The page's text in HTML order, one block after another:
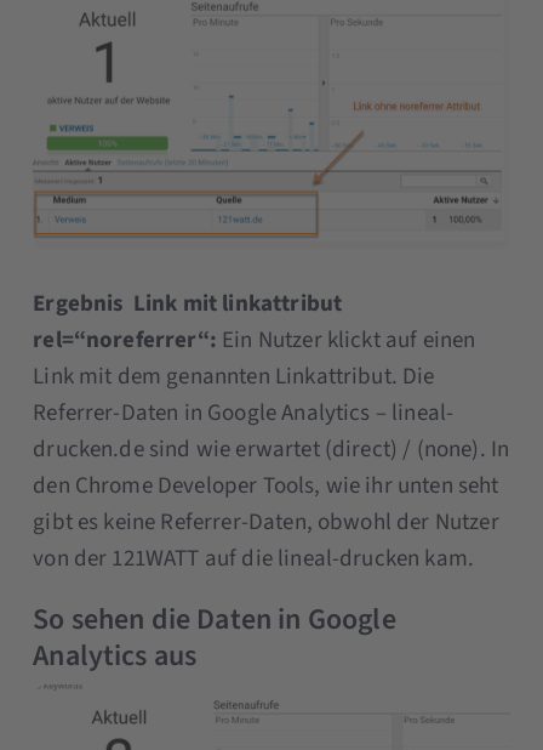
Ergebnis Link mit linkattribut
rel=“noreferrer“: Ein Nutzer klickt auf einen
Link mit dem genannten Linkattribut. Die
Referrer-Daten in Google Analytics – lineal-
drucken.de sind wie erwartet (direct) / (none). In
den Chrome Developer Tools, wie ihr unten seht
gibt es keine Referrer-Daten, obwohl der Nutzer
von der 121WATT auf die lineal-drucken kam.
So sehen die Daten in Google
Analytics aus